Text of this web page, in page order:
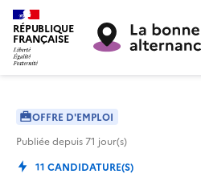
RÉPUBLIQUE
FRANÇAISE
OFFRE D'EMPLOI
Publiée depuis71 jour(s)
11 CANDIDATURE(S)